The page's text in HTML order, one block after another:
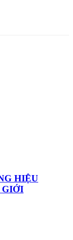
HIỆU
GIỚI